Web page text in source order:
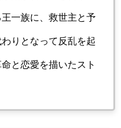
一族に、救世主と予
りとなって反乱を起
と恋愛を描いたスト